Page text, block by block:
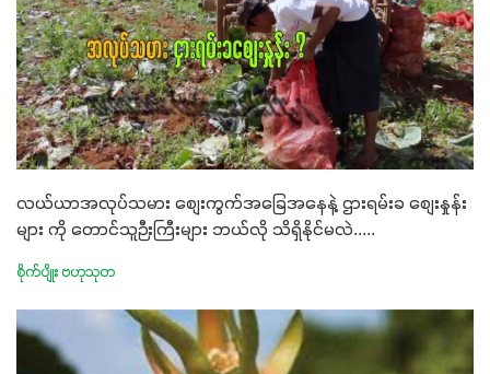
လယ်ယာအလုပ်သမား စျေးကွက်အခြေအနေနဲ့ ဌားရမ်းခ စျေးနှုန်း
များ ကို တောင်သူဉီးကြီးများ ဘယ်လို သိရှိနိုင်မလဲ.....
စိုက်ပျိုး ဗဟုသုတ